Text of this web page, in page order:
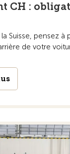
CH :
Suisse, pensez à
de votre